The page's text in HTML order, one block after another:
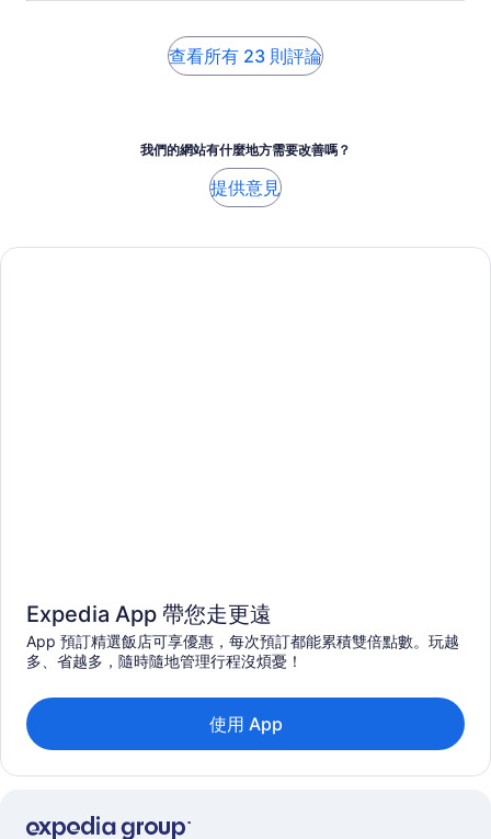
查看所有 23 則評論
我們的網站有什麼地方需要改善嗎？
提供意見
Expedia App 帶您走更遠
App 預訂精選飯店可享優惠，每次預訂都能累積雙倍點數。玩越
多、省越多，隨時隨地管理行程沒煩憂！
使用 App